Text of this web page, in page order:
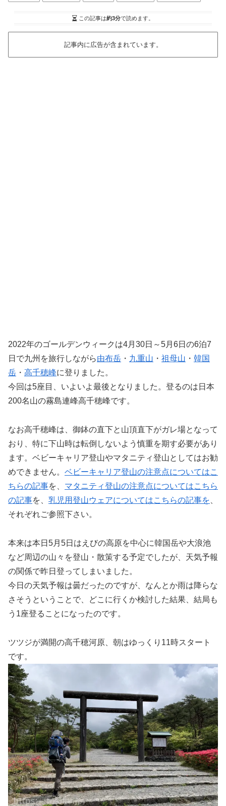
この記事は約3分で読めます。
記事内に広告が含まれています。
2022年のゴールデンウィークは4月30日～5月6日の6泊7
日で九州を旅行しながら由布岳 ・ 九重山 ・ 祖母山 ・ 韓国
岳 ・ 高千穂峰に登りました。
今回は5座目、いよいよ最後となりました。登るのは日本
200名山の霧島連峰高千穂峰です。
なお高千穂峰は、御鉢の直下と山頂直下がガレ場となって
おり、特に下山時は転倒しないよう慎重を期す必要があり
ます。ベビーキャリア登山やマタニティ登山としてはお勧
めできません。 ベビーキャリア登山の注意点についてはこ
ちらの記事を、 マタニティ登山の注意点についてはこちら
の記事を、 乳児用登山ウェアについてはこちらの記事を
それぞれご参照下さい。
本来は本日5月5日はえびの高原を中心に韓国岳や大浪池
など周辺の山々を登山・散策する予定でしたが、天気予報
の関係で昨日登ってしまいました。
今日の天気予報は曇だったのですが、なんとか雨は降らな
さそうということで、どこに行くか検討した結果、結局も
う1座登ることになったのです。
ツツジが満開の高千穂河原、朝はゆっくり11時スタート
です。